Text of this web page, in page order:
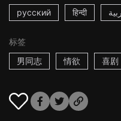
русский हिन्दी
标签
男同志
情欲 喜剧